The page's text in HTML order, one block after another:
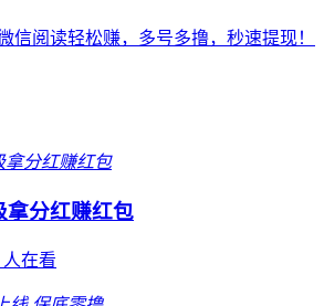
信阅读轻松赚，多号多撸，秒速提现！
拿分红赚红包
人在看